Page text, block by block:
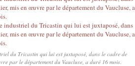
du Tricastin qui lui est juxtaposé, dans le cadre de
par le département du Vaucluse, a duré 16 mois.